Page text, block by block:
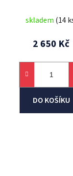
skladem (14
2 650 Kč
DO KOŠÍKU